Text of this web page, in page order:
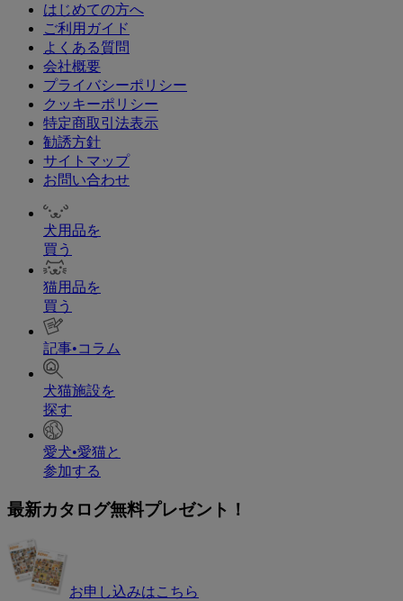
はじめての方へ
ご利用ガイド
よくある質問
会社概要
プライバシーポリシー
クッキーポリシー
特定商取引法表示
勧誘方針
サイトマップ
お問い合わせ
犬用品を
買う
猫用品を
買う
記事•コラム
犬猫施設を
探す
愛犬•愛猫と
参加する
最新カタログ無料プレゼント！
お申し込みはこちら